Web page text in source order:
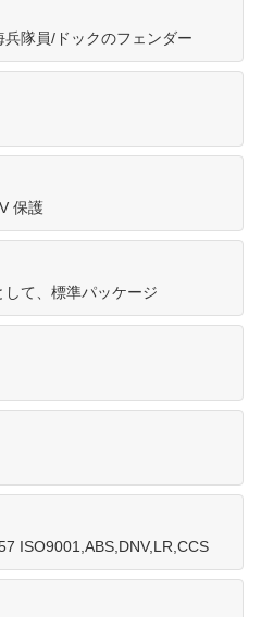
隊員/ドックのフェンダー
保護
て、標準パッケージ
ISO9001,ABS,DNV,LR,CCS